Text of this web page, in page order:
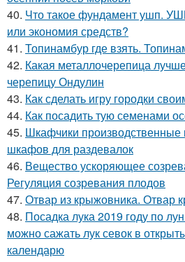
40. Что такое фундамент ушп.
или экономия средств?
41. Топинамбур где взять.
42. Какая металлочерепица
черепицу Ондулин
43. Как сделать игру городки
44. Как посадить тую семенами
45. Шкафчики производственные
шкафов для раздевалок
46. Вещество ускоряющее
Регуляция созревания плодов
47. Отвар из крыжовника. Отвар
48. Посадка лука 2019 году по
можно сажать лук севок в
календарю